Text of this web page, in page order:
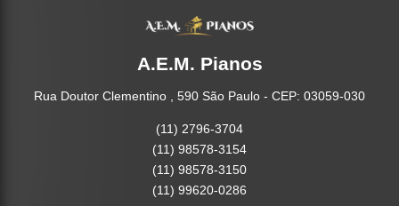
A.E.M. Pianos
Rua Doutor Clementino , 590 São Paulo - CEP: 03059-030
(11) 2796-3704
(11) 98578-3154
(11) 98578-3150
(11) 99620-0286